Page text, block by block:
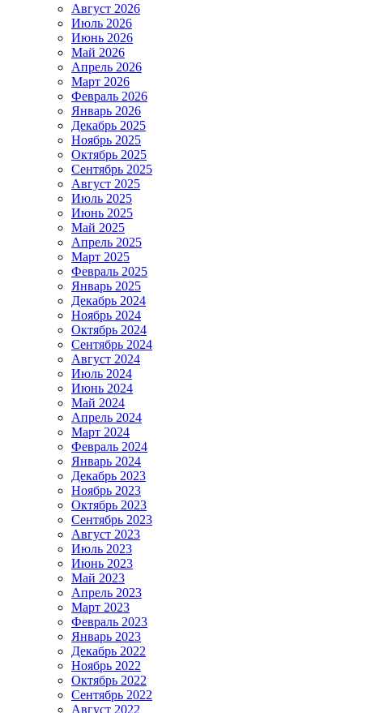
Август 2026
Июль 2026
Июнь 2026
Май 2026
Апрель 2026
Март 2026
Февраль 2026
Январь 2026
Декабрь 2025
Ноябрь 2025
Октябрь 2025
Сентябрь 2025
Август 2025
Июль 2025
Июнь 2025
Май 2025
Апрель 2025
Март 2025
Февраль 2025
Январь 2025
Декабрь 2024
Ноябрь 2024
Октябрь 2024
Сентябрь 2024
Август 2024
Июль 2024
Июнь 2024
Май 2024
Апрель 2024
Март 2024
Февраль 2024
Январь 2024
Декабрь 2023
Ноябрь 2023
Октябрь 2023
Сентябрь 2023
Август 2023
Июль 2023
Июнь 2023
Май 2023
Апрель 2023
Март 2023
Февраль 2023
Январь 2023
Декабрь 2022
Ноябрь 2022
Октябрь 2022
Сентябрь 2022
Август 2022